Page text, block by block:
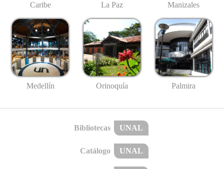
Caribe La Paz Manizales
Medellín Orinoquía Palmira
Bibliotecas UNAL
Catálogo UNAL